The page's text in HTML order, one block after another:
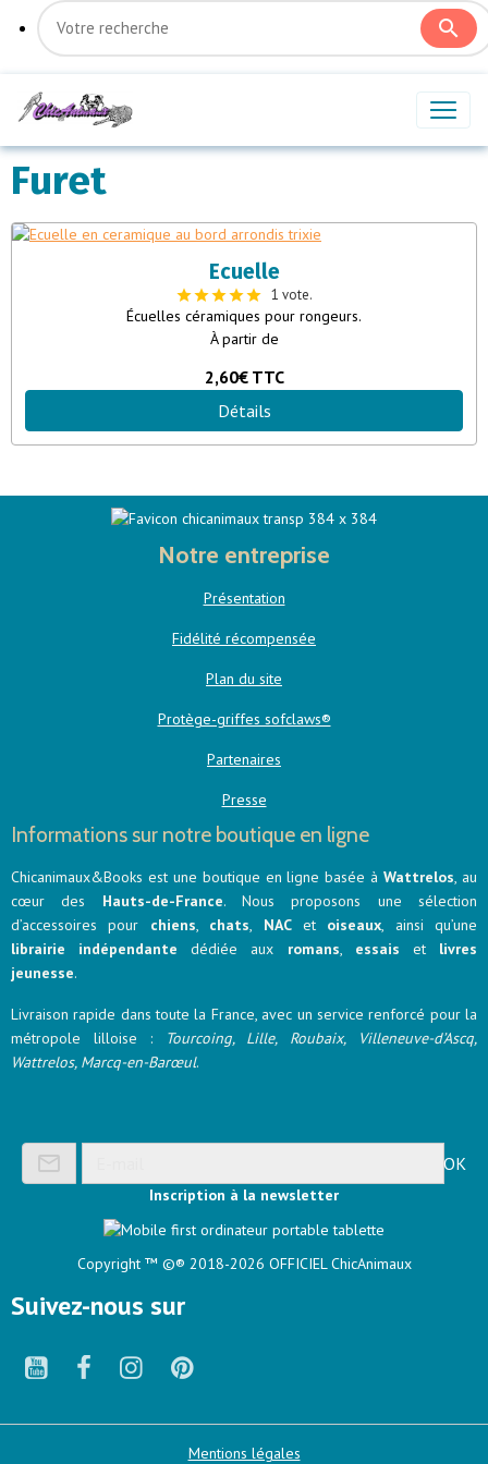
Furet
Ecuelle
1 vote.
Écuelles céramiques pour rongeurs.
À partir de
2,60€ TTC
Détails
Notre entreprise
Présentation
Fidélité récompensée
Plan du site
Protège-griffes sofclaws®
Partenaires
Presse
Informations sur notre boutique en ligne
Chicanimaux&Books est une boutique en ligne basée àWattrelos, au
cœur des Hauts-de-France. Nous proposons une sélection
d’accessoires pour chiens, chats, NACet oiseaux, ainsi qu’une
librairie indépendante dédiée aux romans, essais et livres
jeunesse.
Livraison rapide dans toute la France, avec un service renforcé pour la
métropole lilloise :
Tourcoing, Lille, Roubaix, Villeneuve-d’Ascq,
Wattrelos, Marcq-en-Barœul.
OK
Inscription à la newsletter
Copyright ™ ©® 2018-2026 OFFICIEL ChicAnimaux
Suivez-nous sur
Mentions légales